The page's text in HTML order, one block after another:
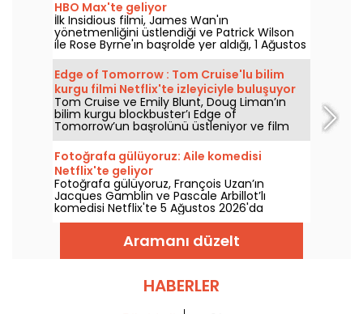
HBO Max'te geliyor
İlk Insidious filmi, James Wan'ın
yönetmenliğini üstlendiği ve Patrick Wilson
ile Rose Byrne'ın başrolde yer aldığı, 1 Ağustos
2026'da HBO Max'e katılıyor.
Edge of Tomorrow : Tom Cruise'lu bilim
kurgu filmi Netflix'te izleyiciyle buluşuyor
Tom Cruise ve Emily Blunt, Doug Liman’ın
bilim kurgu blockbuster’ı Edge of
Tomorrow’un başrolünü üstleniyor ve film
Netflix’te 6 Ağustos 2026’dan itibaren
izlenebilecek.
Fotoğrafa gülüyoruz: Aile komedisi
Netflix'te geliyor
Fotoğrafa gülüyoruz, François Uzan’ın
Jacques Gamblin ve Pascale Arbillot’lı
komedisi Netflix'te 5 Ağustos 2026'da
izleyiciyle buluşuyor.
Aramanı düzelt
HABERLER